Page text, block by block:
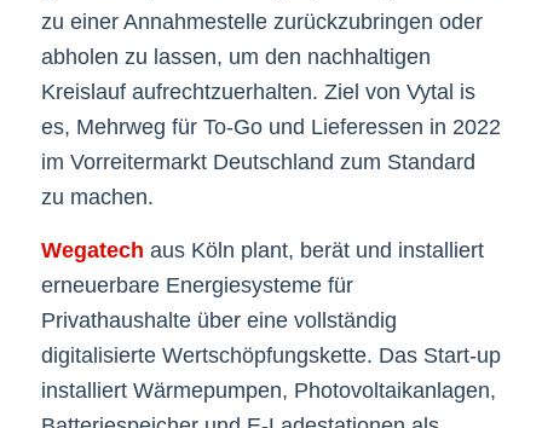
zu einer Annahmestelle zurückzubringen oder
abholen zu lassen, um den nachhaltigen
Kreislauf aufrechtzuerhalten. Ziel von Vytal is
es, Mehrweg für To-Go und Lieferessen in 2022
im Vorreitermarkt Deutschland zum Standard
zu machen.
Wegatech aus Köln plant, berät und installiert
erneuerbare Energiesysteme für
Privathaushalte über eine vollständig
digitalisierte Wertschöpfungskette. Das Start-up
installiert Wärmepumpen, Photovoltaikanlagen,